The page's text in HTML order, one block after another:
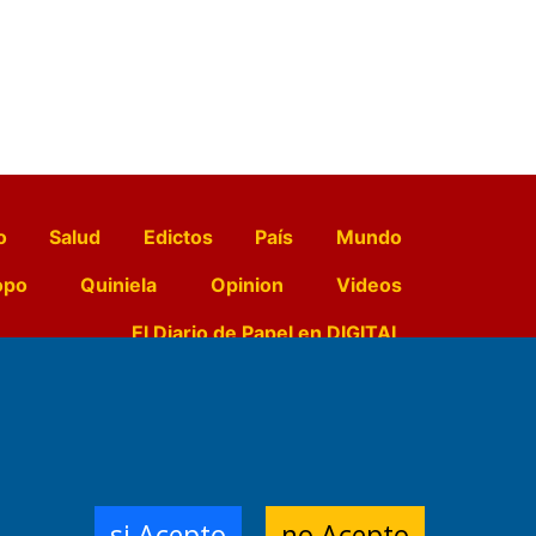
Salud Edictos País
Mundo
Quiniela Opinion
Videos
El Diario de Papel en DIGITAL